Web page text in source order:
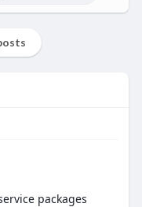
packages